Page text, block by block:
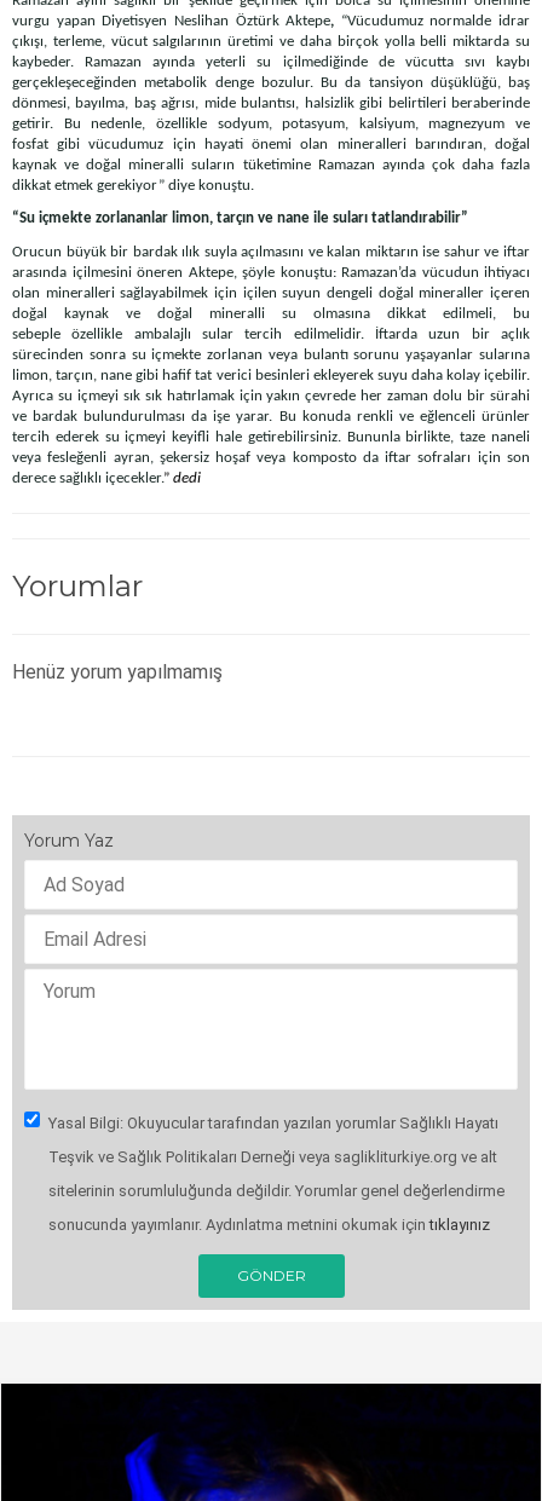
vurgu yapan Diyetisyen Neslihan Öztürk Aktepe, “Vücudumuz normalde idrar
çıkışı, terleme, vücut salgılarının üretimi ve daha birçok yolla belli miktarda su
kaybeder. Ramazan ayında yeterli su içilmediğinde de vücutta sıvı kaybı
gerçekleşeceğinden metabolik denge bozulur. Bu da tansiyon düşüklüğü, baş
dönmesi, bayılma, baş ağrısı, mide bulantısı, halsizlik gibi belirtileri beraberinde
getirir. Bu nedenle, özellikle sodyum, potasyum, kalsiyum, magnezyum ve
fosfat gibi vücudumuz için hayati önemi olan mineralleri barındıran, doğal
kaynak ve doğal mineralli suların tüketimine Ramazan ayında çok daha fazla
dikkat etmek gerekiyor” diye konuştu.
“Su içmekte zorlananlar limon, tarçın ve nane ile suları tatlandırabilir”
Orucun büyük bir bardak ılık suyla açılmasını ve kalan miktarın ise sahur ve iftar
arasında içilmesini öneren Aktepe, şöyle konuştu: Ramazan’da vücudun ihtiyacı
olan mineralleri sağlayabilmek için içilen suyun dengeli doğal mineraller içeren
doğal kaynak ve doğal mineralli su olmasına dikkat edilmeli, bu
sebeple özellikle ambalajlı sular tercih edilmelidir. İftarda uzun bir açlık
sürecinden sonra su içmekte zorlanan veya bulantı sorunu yaşayanlar sularına
limon, tarçın, nane gibi hafif tat verici besinleri ekleyerek suyu daha kolay içebilir.
Ayrıca su içmeyi sık sık hatırlamak için yakın çevrede her zaman dolu bir sürahi
ve bardak bulundurulması da işe yarar. Bu konuda renkli ve eğlenceli ürünler
tercih ederek su içmeyi keyifli hale getirebilirsiniz. Bununla birlikte, taze naneli
veya fesleğenli ayran, şekersiz hoşaf veya komposto da iftar sofraları için son
derece sağlıklı içecekler.” dedi
Yorumlar
Henüz yorum yapılmamış
Yorum Yaz
Yasal Bilgi: Okuyucular tarafından yazılan yorumlar Sağlıklı Hayatı
Teşvik ve Sağlık Politikaları Derneği veya saglikliturkiye.org ve alt
sitelerinin sorumluluğunda değildir. Yorumlar genel değerlendirme
sonucunda yayımlanır. Aydınlatma metnini okumak içintıklayınız
GÖNDER